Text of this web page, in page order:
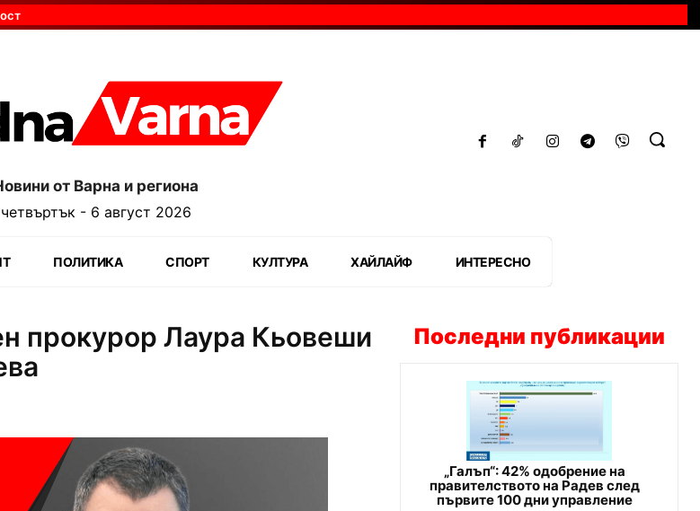
от Варна и региона
четвъртък - 6 август 2026
ПОЛИТИКА СПОРТ КУЛТУРА ХАЙЛАЙФ ИНТЕРЕСНО
прокурор Лаура Кьовеши
Последни публикации
„Галъп“: 42% одобрение на
правителството на Радев след
първите 100 дни управление